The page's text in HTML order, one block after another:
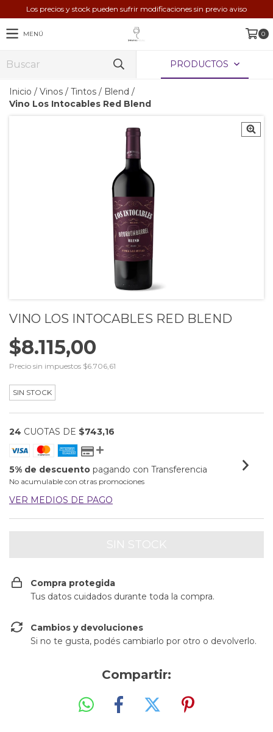
Los precios y stock pueden sufrir modificaciones sin previo aviso
MENÚ 0
PRODUCTOS
Inicio / Vinos / Tintos / Blend /
Vino Los Intocables Red Blend
VINO LOS INTOCABLES RED BLEND
$8.115,00
Precio sin impuestos $6.706,61
SIN STOCK
24 CUOTAS DE $743,16
5% de descuento pagando con Transferencia
No acumulable con otras promociones
VER MEDIOS DE PAGO
Compra protegida
Tus datos cuidados durante toda la compra.
Cambios y devoluciones
Si no te gusta, podés cambiarlo por otro o devolverlo.
Compartir: